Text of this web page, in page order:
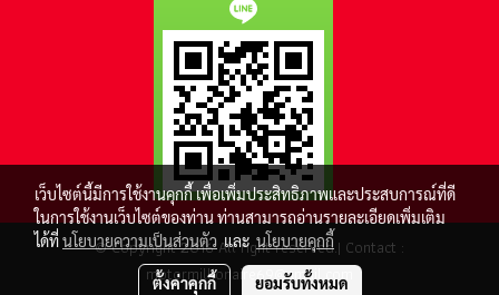
© Copyright 2016 All right reserved.| Contact :
motormillionaire69@gmail.com
เว็บไซต์นี้มีการใช้งานคุกกี้ เพื่อเพิ่มประสิทธิภาพและประสบการณ์ที่ดี
ในการใช้งานเว็บไซต์ของท่าน ท่านสามารถอ่านรายละเอียดเพิ่มเติม
ได้ที่นโยบายความเป็นส่วนตัว และนโยบายคุกกี้
ตั้งค่าคุกกี้ ยอมรับทั้งหมด